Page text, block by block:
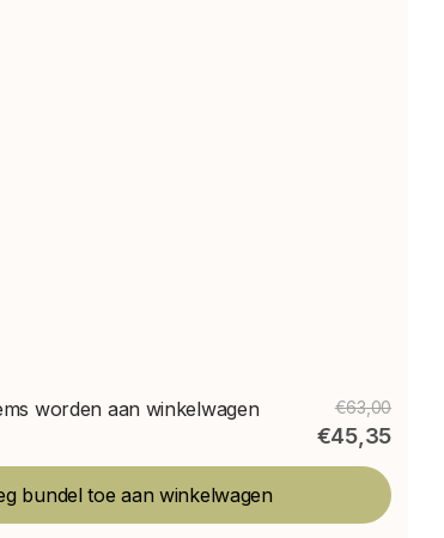
worden aan winkelwagen
€63,00
€45,35
bundel toe aan winkelwagen